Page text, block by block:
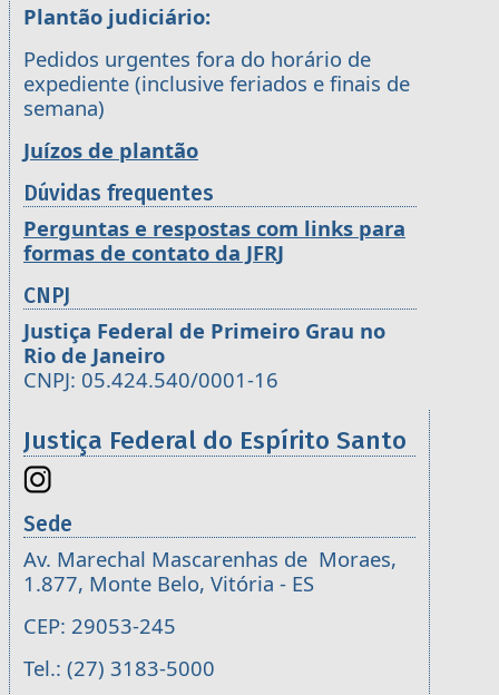
Plantão judiciário:
Pedidos urgentes fora do horário de
expediente (inclusive feriados e finais de
semana)
Juízos de plantão
Dúvidas frequentes
Perguntas e respostas com links para
formas de contato da JFRJ
CNPJ
Justiça Federal de Primeiro Grau no
Rio de Janeiro
CNPJ: 05.424.540/0001-16
Justiça Federal do Espírito Santo
Sede
Av. Marechal Mascarenhas de Moraes,
1.877, Monte Belo, Vitória - ES
CEP: 29053-245
Tel.: (27) 3183-5000